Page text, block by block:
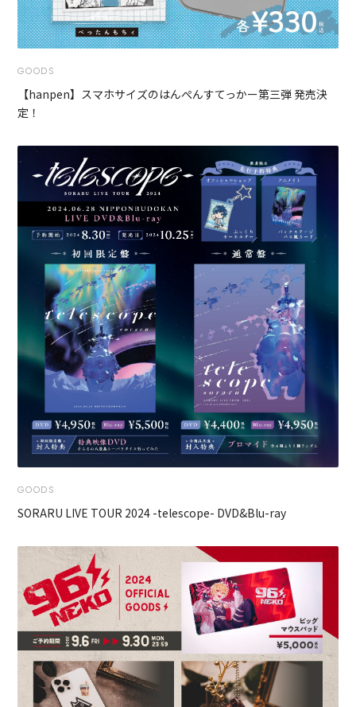
GOODS
【hanpen】スマホサイズのはんぺんすてっかー第三弾 発売決
定！
GOODS
SORARU LIVE TOUR 2024 -telescope- DVD&Blu-ray